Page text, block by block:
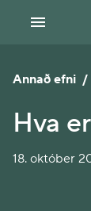
Annað efni /
Hva
18. október